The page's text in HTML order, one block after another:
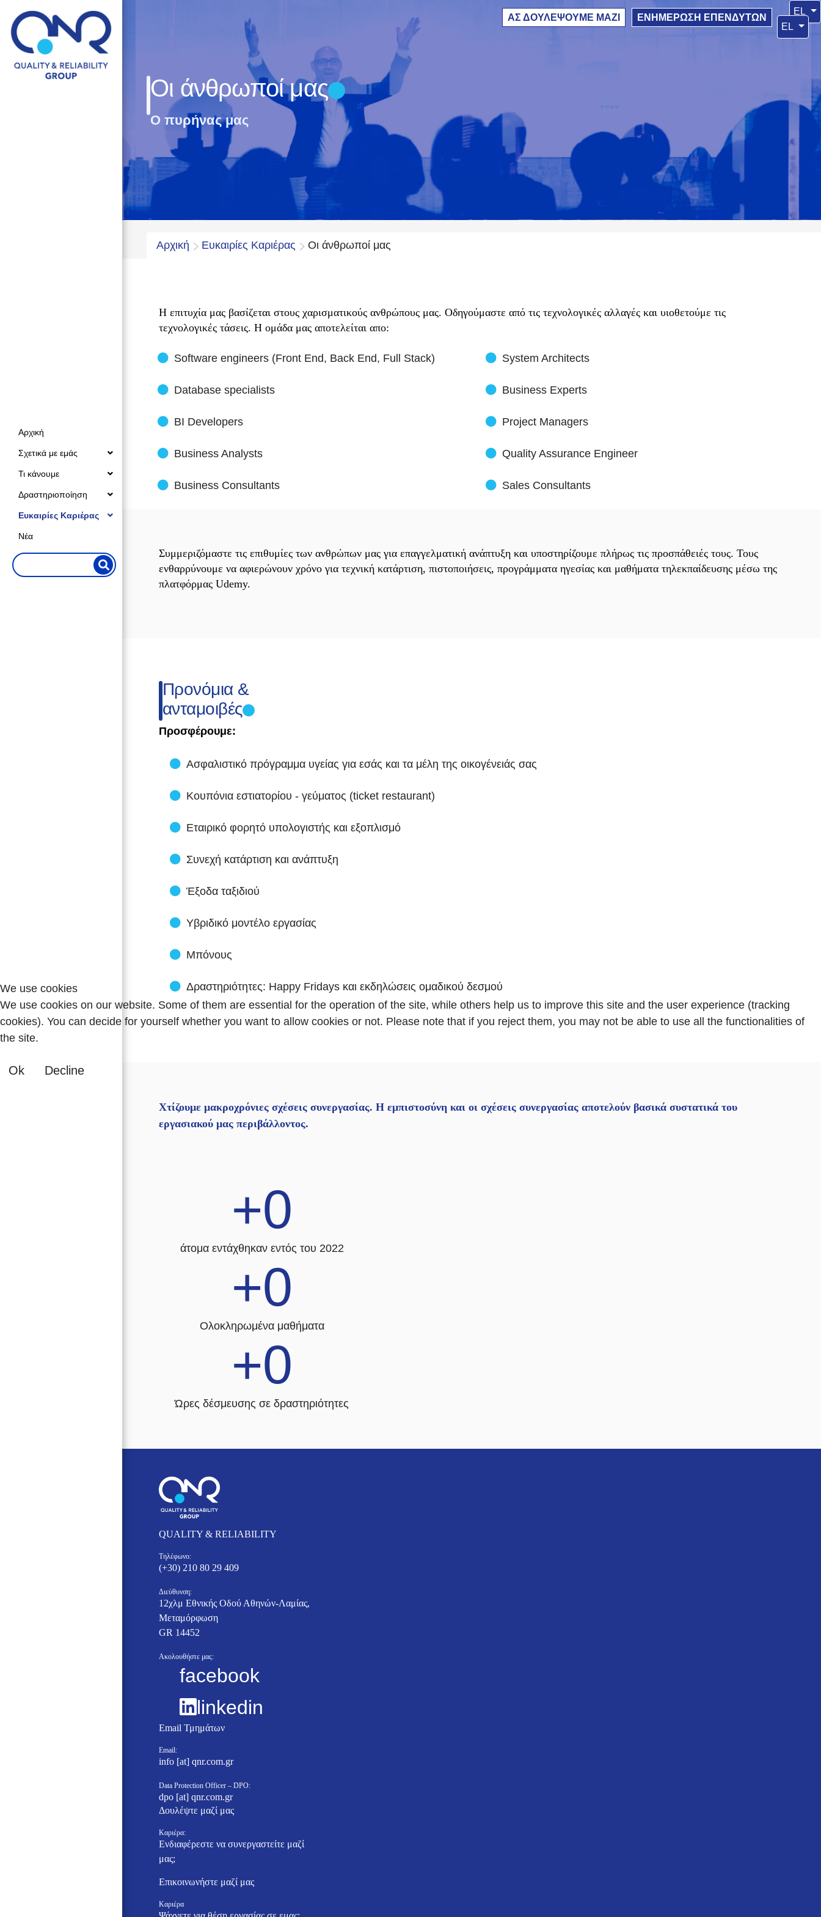
Αρχική
Σχετικά με εμάς
Τι κάνουμε
Δραστηριοποίηση
Ευκαιρίες Καριέρας
Νέα
EL
ΑΣ ΔΟΥΛΕΨΟΥΜΕ ΜΑΖΙ ΕΝΗΜΕΡΩΣΗ ΕΠΕΝΔΥΤΩΝ
EL
Οι άνθρωποί μας
Ο πυρήνας μας
Αρχική Ευκαιρίες Καριέρας Οι άνθρωποί μας
Η επιτυχία μας βασίζεται στους χαρισματικούς ανθρώπους μας. Οδηγούμαστε από τις τεχνολογικές αλλαγές και υιοθετούμε τις
τεχνολογικές τάσεις. Η ομάδα μας αποτελείται απο:
Software engineers (Front End, Back End, Full Stack)
Database specialists
BI Developers
Business Analysts
Business Consultants
System Architects
Business Experts
Project Managers
Quality Assurance Engineer
Sales Consultants
Συμμεριζόμαστε τις επιθυμίες των ανθρώπων μας για επαγγελματική ανάπτυξη και υποστηρίζουμε πλήρως τις προσπάθειές τους. Τους
ενθαρρύνουμε να αφιερώνουν χρόνο για τεχνική κατάρτιση, πιστοποιήσεις, προγράμματα ηγεσίας και μαθήματα τηλεκπαίδευσης μέσω της
πλατφόρμας Udemy.
Προνόμια &
ανταμοιβές
Προσφέρουμε:
Ασφαλιστικό πρόγραμμα υγείας για εσάς και τα μέλη της οικογένειάς σας
Κουπόνια εστιατορίου - γεύματος (ticket restaurant)
Εταιρικό φορητό υπολογιστής και εξοπλισμό
Συνεχή κατάρτιση και ανάπτυξη
Έξοδα ταξιδιού
Υβριδικό μοντέλο εργασίας
Μπόνους
Δραστηριότητες: Happy Fridays και εκδηλώσεις ομαδικού δεσμού
Χτίζουμε μακροχρόνιες σχέσεις συνεργασίας. Η εμπιστοσύνη και οι σχέσεις συνεργασίας αποτελούν βασικά συστατικά του
εργασιακού μας περιβάλλοντος.
0
άτομα εντάχθηκαν εντός του 2022
0
Ολοκληρωμένα μαθήματα
0
Ώρες δέσμευσης σε δραστηριότητες
QUALITY & RELIABILITY
Τηλέφωνο:
(+30) 210 80 29 409
Διεύθυνση:
12χλμ Εθνικής Οδού Αθηνών-Λαμίας,
Μεταμόρφωση
GR 14452
Ακολουθήστε μας:
facebook
linkedin
Email Τμημάτων
Email:
info [at] qnr.com.gr
Data Protection Officer – DPO:
dpo [at] qnr.com.gr
Δουλέψτε μαζί μας
Καριέρα:
Ενδιαφέρεστε να συνεργαστείτε μαζί
μας;
Επικοινωνήστε μαζί μας
Καριέρα
We use cookies
We use cookies on our website. Some of them are essential for the operation of the site, while others help us to improve this site and the user experience (tracking
cookies). You can decide for yourself whether you want to allow cookies or not. Please note that if you reject them, you may not be able to use all the functionalities of
the site.
Ok Decline